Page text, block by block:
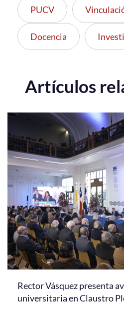
PUCV
Docencia
Artículos
Rector Vásquez presenta
universitaria en Claustro